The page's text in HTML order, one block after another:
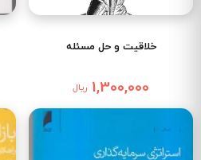
خلاقیت و حل مسئله
1,300,000 ریال